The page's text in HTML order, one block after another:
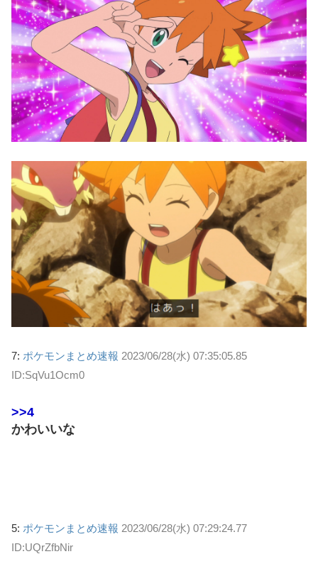
7: ポケモンまとめ速報 2023/06/28(水) 07:35:05.85
ID:SqVu1Ocm0
>>4
かわいいな
5: ポケモンまとめ速報 2023/06/28(水) 07:29:24.77
ID:UQrZfbNir